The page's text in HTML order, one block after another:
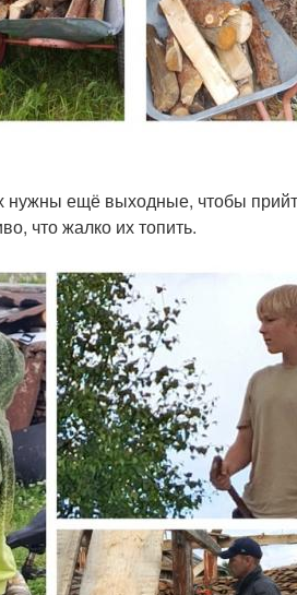
нужны ещё выходные, чтобы
что жалко их топить.